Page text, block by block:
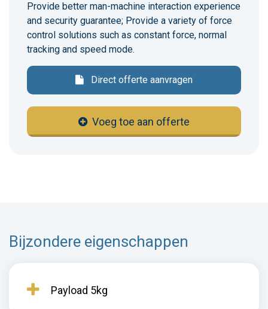
Provide better man-machine interaction experience
and security guarantee; Provide a variety of force
control solutions such as constant force, normal
tracking and speed mode.
Direct offerte aanvragen
Voeg toe aan offerte
Bijzondere eigenschappen
Payload 5kg